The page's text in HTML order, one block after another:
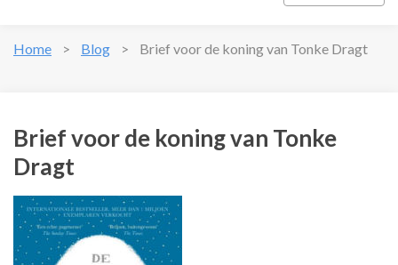
Home Blog Brief voor de koning van Tonke Dragt
Brief voor de koning van Tonke
Dragt